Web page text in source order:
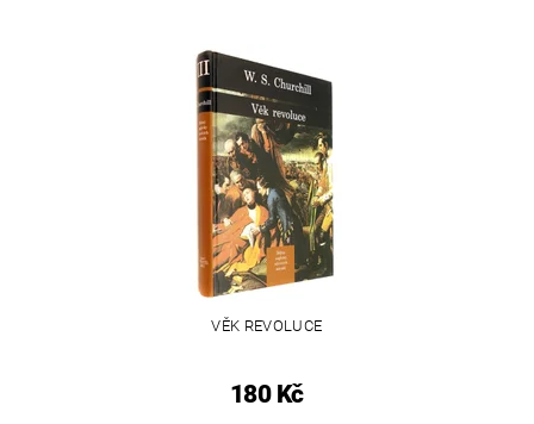
VĚK REVOLUCE
180 Kč